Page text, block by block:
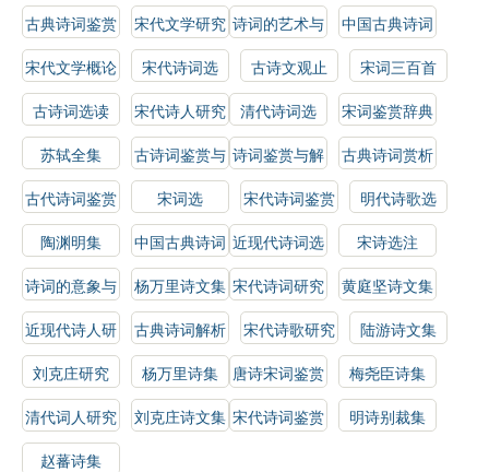
作品选
古典诗词鉴赏
指南
宋代文学研究 诗词的艺术与
技巧
中国古典诗词
选读
宋代文学概论 宋代诗词选 古诗文观止
宋词三百首
古诗词选读
宋代诗人研究 清代诗词选
宋词鉴赏辞典
苏轼全集
古诗词鉴赏与
分析
诗词鉴赏与解
析
古典诗词赏析
古代诗词鉴赏
指南
宋词选 宋代诗词鉴赏
明代诗歌选
陶渊明集
中国古典诗词
鉴赏指南
近现代诗词选
宋诗选注
诗词的意象与
情感
杨万里诗文集 宋代诗词研究
黄庭坚诗文集
近现代诗人研
究
古典诗词解析 宋代诗歌研究
陆游诗文集
刘克庄研究
杨万里诗集
唐诗宋词鉴赏
辞典
梅尧臣诗集
清代词人研究
刘克庄诗文集 宋代诗词鉴赏
明诗别裁集
赵蕃诗集